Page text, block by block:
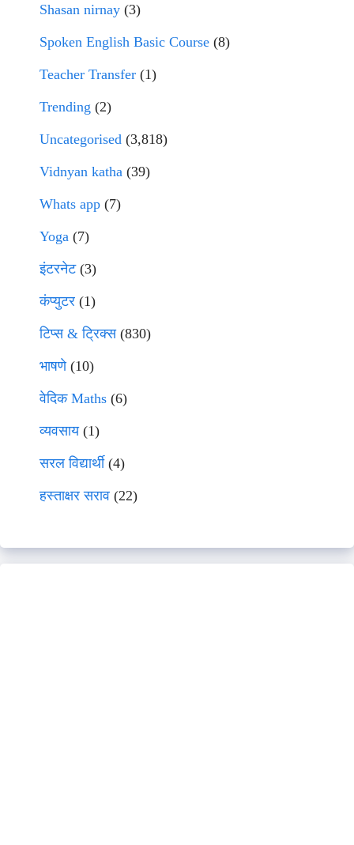
Shasan nirnay (3)
Spoken English Basic Course (8)
Teacher Transfer (1)
Trending (2)
Uncategorised (3,818)
Vidnyan katha (39)
Whats app (7)
Yoga (7)
इंटरनेट(3)
कंप्युटर (1)
टिप्स & ट्रिक्स(830)
भाषणे(10)
वेदिक Maths (6)
व्यवसाय(1)
सरल विद्यार्थी(4)
हस्ताक्षर सराव (22)